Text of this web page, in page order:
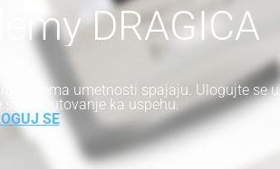
DRAGICA
prema umetnosti spajaju. Ulogujte se u
putovanje ka uspehu.
SE